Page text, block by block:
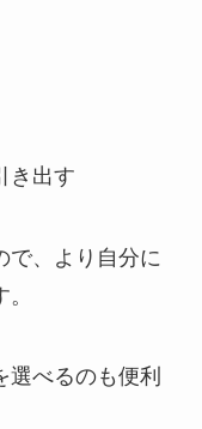
き出す
で、より自分に
べるのも便利